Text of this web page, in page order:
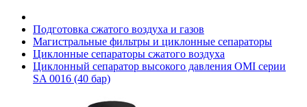
Подготовка сжатого воздуха и газов
Магистральные фильтры и циклонные сепараторы
Циклонные сепараторы сжатого воздуха
Циклонный сепаратор высокого давления OMI серии
SA 0016 (40 бар)